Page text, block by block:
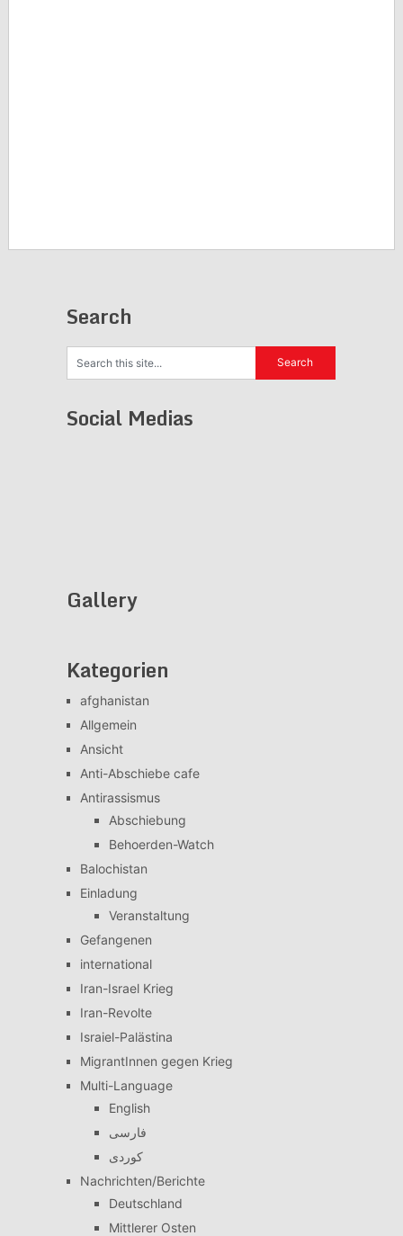
Search
Social Medias
Gallery
Kategorien
afghanistan
Allgemein
Ansicht
Anti-Abschiebe cafe
Antirassismus
Abschiebung
Behoerden-Watch
Balochistan
Einladung
Veranstaltung
Gefangenen
international
Iran-Israel Krieg
Iran-Revolte
Israiel-Palästina
MigrantInnen gegen Krieg
Multi-Language
English
فارسی
کوردی
Nachrichten/Berichte
Deutschland
Mittlerer Osten